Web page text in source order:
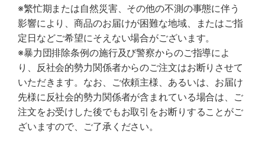
※繁忙期または自然災害、その他の不測の事態に伴う
影響により、商品のお届けが困難な地域、またはご指
定日などご希望にそえない場合がございます。
※暴力団排除条例の施行及び警察からのご指導によ
り、反社会的勢力関係者からのご注文はお断りさせて
いただきます。なお、ご依頼主様、あるいは、お届け
先様に反社会的勢力関係者が含まれている場合は、ご
注文をお受けした後でもお取引をお断りすることがご
ざいますので、ご了承ください。